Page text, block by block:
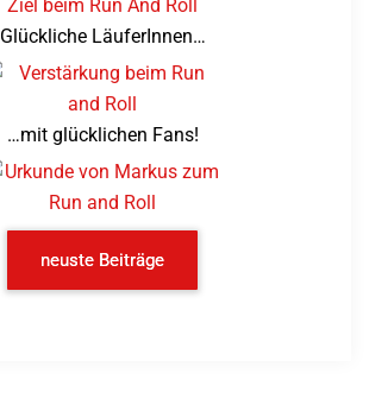
Glückliche LäuferInnen…
…mit glücklichen Fans!
neuste Beiträge